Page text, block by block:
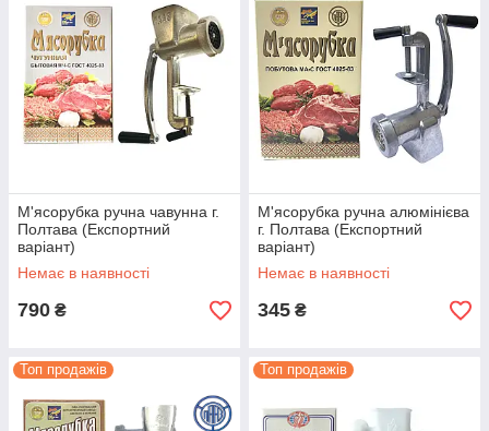
М'ясорубка ручна чавунна г.
Полтава (Експортний
варіант)
Немає в наявності
790 ₴
М'ясорубка ручна алюмінієва
г. Полтава (Експортний
варіант)
Немає в наявності
345 ₴
Топ продажів Топ продажів